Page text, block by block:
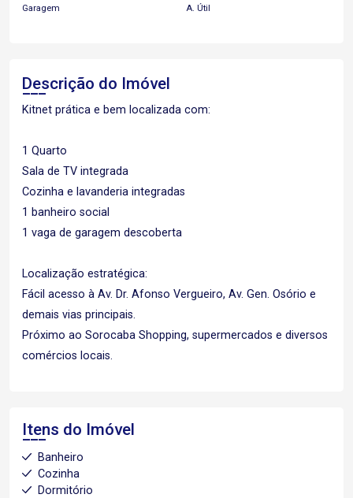
Garagem A. Útil
Descrição do Imóvel
Kitnet prática e bem localizada com:
1 Quarto
Sala de TV integrada
Cozinha e lavanderia integradas
1 banheiro social
1 vaga de garagem descoberta
Localização estratégica:
Fácil acesso à Av. Dr. Afonso Vergueiro, Av. Gen. Osório e
demais vias principais.
Próximo ao Sorocaba Shopping, supermercados e diversos
comércios locais.
Itens do Imóvel
Banheiro
Cozinha
Dormitório